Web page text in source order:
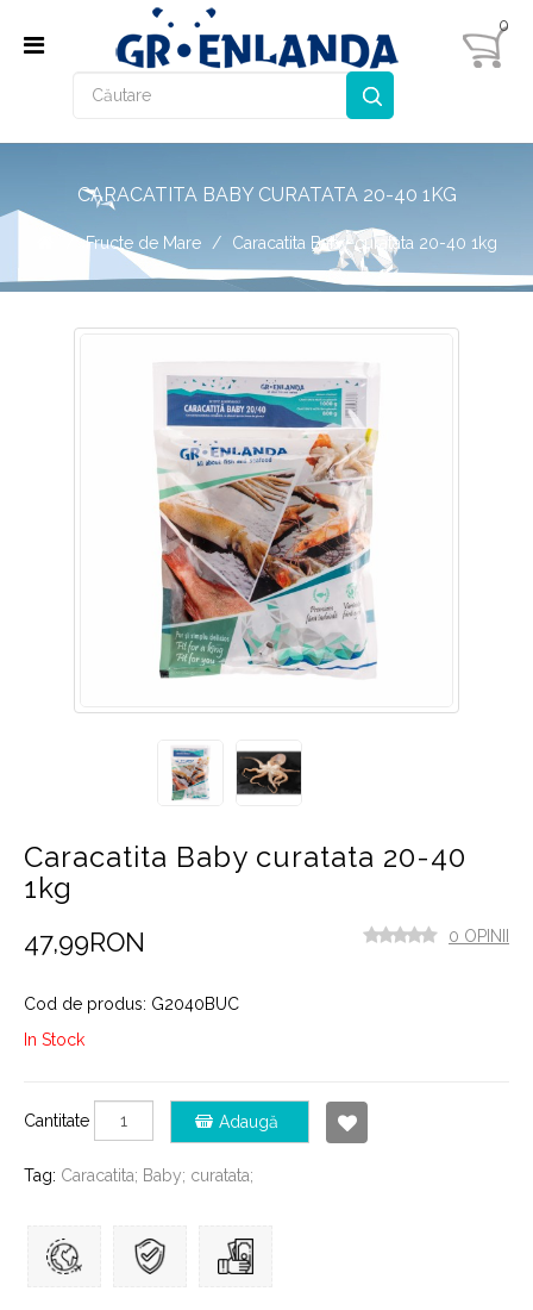
0
CARACATITA BABY CURATATA 20-40 1KG
Fructe de Mare Caracatita Baby curatata 20-40 1kg
Caracatita Baby curatata 20-40
1kg
47,99RON 0 OPINII
Cod de produs: G2040BUC
In Stock
Cantitate Adaugă
Tag: Caracatita; Baby; curatata;